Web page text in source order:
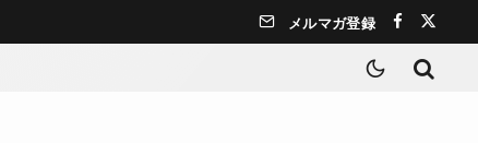
メルマガ登録